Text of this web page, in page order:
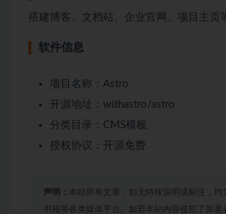
搭建博客、文档站、企业官网、项目主页
软件信息
项目名称：Astro
开源地址：withastro/astro
分类目录：CMS模板
授权协议：开源免费
声明： 本站所有文章，如无特殊说明或标注，
书籍等各类媒体平台。如若本站内容侵犯了原